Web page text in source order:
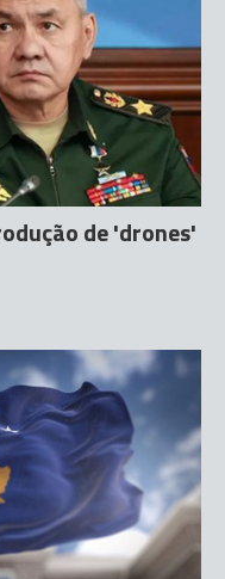
de 'drones'